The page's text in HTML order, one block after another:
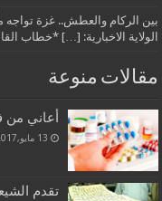
بين الركام والعطش.. غزة تواجه
الولاية الاخبارية: […] *خطاب
مقالات منوعة
أعاني من
13 مايو,2017
تقدم